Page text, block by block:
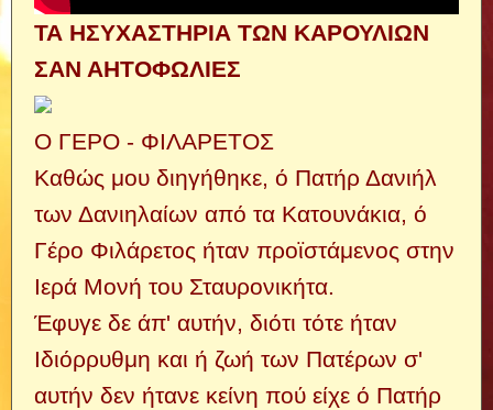
ΤΑ ΗΣΥΧΑΣΤΗΡΙΑ ΤΩΝ ΚΑΡΟΥΛΙΩΝ
ΣΑΝ ΑΗΤΟΦΩΛΙΕΣ
Ο ΓΕΡΟ - ΦΙΛΑΡΕΤΟΣ
Καθώς μου διηγήθηκε, ό Πατήρ Δανιήλ
των Δανιηλαίων από τα Κατουνάκια, ό
Γέρο Φιλάρετος ήταν προϊστάμενος στην
Ιερά Μονή του Σταυρονικήτα.
Έφυγε δε άπ' αυτήν, διότι τότε ήταν
Ιδιόρρυθμη και ή ζωή των Πατέρων σ'
αυτήν δεν ήτανε κείνη πού είχε ό Πατήρ